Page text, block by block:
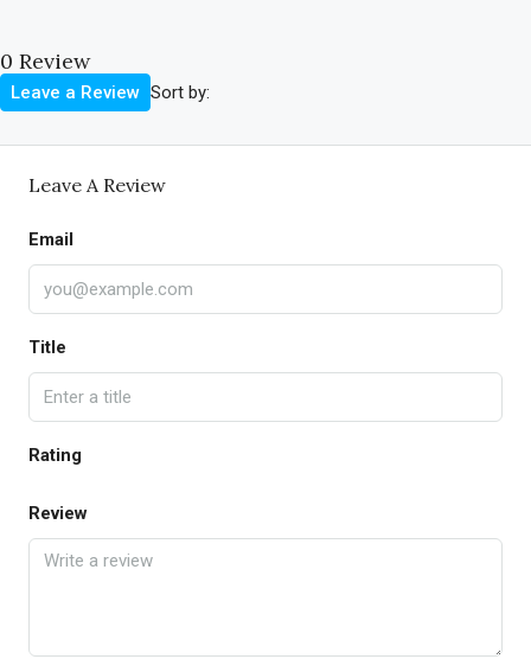
0 Review
Sort by:
Leave a Review
Leave A Review
Email
Title
Rating
Review